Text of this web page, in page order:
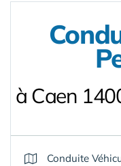
à Caen
Conduite